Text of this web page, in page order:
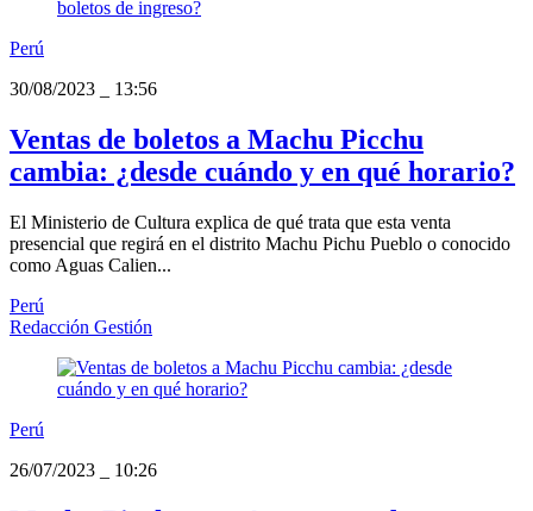
Perú
30/08/2023
13:56
Ventas de boletos a Machu Picchu
cambia: ¿desde cuándo y en qué horario?
El Ministerio de Cultura explica de qué trata que esta venta
presencial que regirá en el distrito Machu Pichu Pueblo o conocido
como Aguas Calien...
Perú
Redacción Gestión
Perú
26/07/2023
10:26